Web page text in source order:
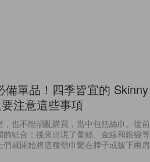
單品！四季皆宜的 Skinny
注意這些事項
也不能胡亂購買，當中包括絲巾。從前
結合；後來出現了蕾絲、金線和銀線等
就開始將這種領巾繫在脖子或披下兩肩